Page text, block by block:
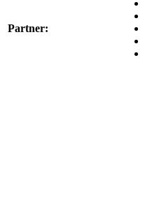
Partner: